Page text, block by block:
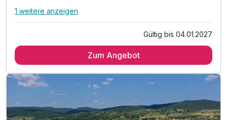
Alle Inklusivleistungen
inkl. Willkommensgeschenk
inkl. Parkplatz
inkl. Endreinigung und Verbrauchspauschale
1 weitere anzeigen
Gültig bis 04.01.2027
Zum Angebot